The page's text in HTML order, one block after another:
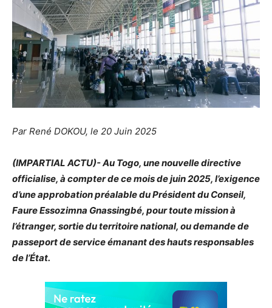
Par René DOKOU, le 20 Juin 2025
(IMPARTIAL ACTU)- Au Togo, une nouvelle directive
officialise, à compter de ce mois de juin 2025, l’exigence
d’une approbation préalable du Président du Conseil,
Faure Essozimna Gnassingbé, pour toute mission à
l’étranger, sortie du territoire national, ou demande de
passeport de service émanant des hauts responsables
de l’État.